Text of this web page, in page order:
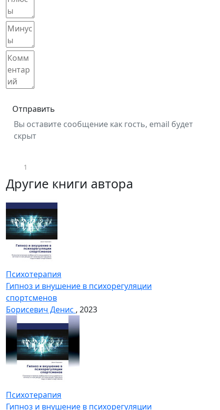
Отправить
Вы оставите сообщение как гость, email будет
скрыт
1
Другие книги автора
Психотерапия
Гипноз и внушение в психорегуляции
спортсменов
Борисевич Денис , 2023
Психотерапия
Гипноз и внушение в психорегуляции